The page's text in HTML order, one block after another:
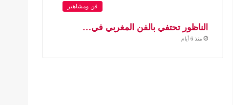
فن ومشاهير
الناظور تحتفي بالفن المغربي في…
منذ 6 أيام